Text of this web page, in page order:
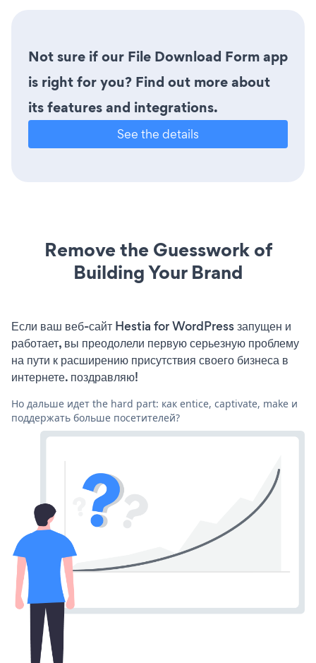
Not sure if our File Download Form app
is right for you? Find out more about
its features and integrations.
See the details
Remove the Guesswork of
Building Your Brand
Если ваш веб-сайт Hestia for WordPress запущен и
работает, вы преодолели первую серьезную проблему
на пути к расширению присутствия своего бизнеса в
интернете. поздравляю!
Но дальше идет the hard part: как entice, captivate, make и
поддержать больше посетителей?